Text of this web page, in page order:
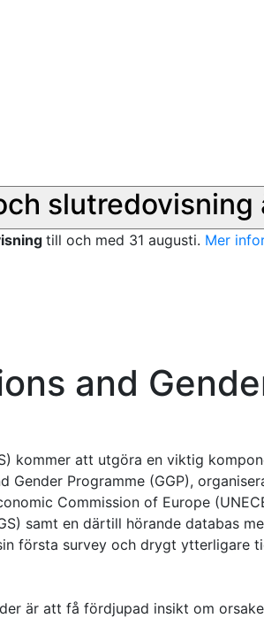
till och med 31 augusti. Mer
and
kommer att utgöra en viktig
Gender Programme (GGP),
Commission of Europe
samt en därtill hörande databas
första survey och drygt ytterligare
är att få fördjupad insikt om